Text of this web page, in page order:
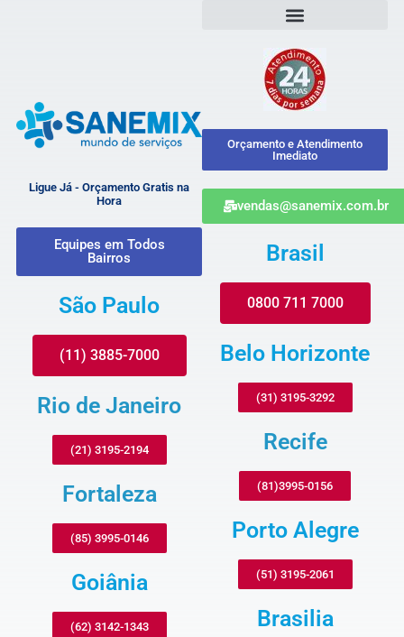
Ligue Já - Orçamento Gratis na
Hora
Equipes em Todos
Bairros
São Paulo
(11) 3885-7000
Rio de Janeiro
(21) 3195-2194
Fortaleza
(85) 3995-0146
Goiânia
(62) 3142-1343
Orçamento e Atendimento
Imediato
vendas@sanemix.com.br
Brasil
0800 711 7000
Belo Horizonte
(31) 3195-3292
Recife
(81)3995-0156
Porto Alegre
(51) 3195-2061
Brasilia